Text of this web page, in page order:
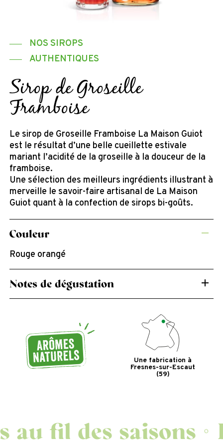
NOS SIROPS
AUTHENTIQUES
Sirop de Groseille
Framboise
Le sirop de Groseille Framboise La Maison Guiot
est le résultat d’une belle cueillette estivale
mariant l’acidité de la groseille à la douceur de la
framboise.
Une sélection des meilleurs ingrédients illustrant à
merveille le savoir-faire artisanal de La Maison
Guiot quant à la confection de sirops bi-goûts.
Couleur
Rouge orangé
Notes de dégustation
Une fabrication à
Fresnes-sur-Escaut
(59)
fil des saisons◦